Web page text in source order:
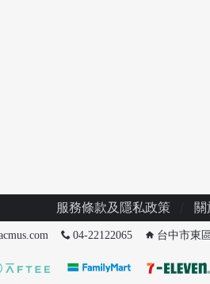
服務條款及隱私政策 關
04-22122065 台中市東